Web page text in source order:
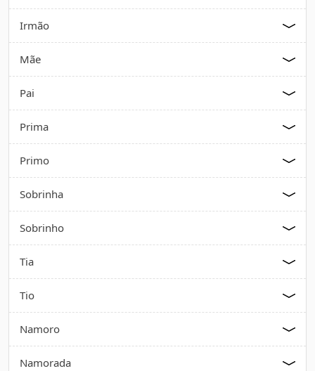
Irmão
Mãe
Pai
Prima
Primo
Sobrinha
Sobrinho
Tia
Tio
Namoro
Namorada